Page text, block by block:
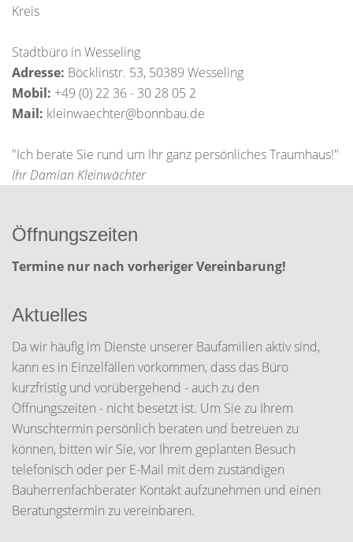
Kreis
Stadtbüro in Wesseling
Adresse: Böcklinstr. 53, 50389 Wesseling
Mobil: +49 (0) 22 36 - 30 28 05 2
Mail: kleinwaechter@bonnbau.de
"Ich berate Sie rund um Ihr ganz persönliches Traumhaus!"
Ihr Damian Kleinwächter
Öffnungszeiten
Termine nur nach vorheriger Vereinbarung!
Aktuelles
Da wir häufig im Dienste unserer Baufamilien aktiv sind,
kann es in Einzelfällen vorkommen, dass das Büro
kurzfristig und vorübergehend - auch zu den
Öffnungszeiten - nicht besetzt ist. Um Sie zu Ihrem
Wunschtermin persönlich beraten und betreuen zu
können, bitten wir Sie, vor Ihrem geplanten Besuch
telefonisch oder per E-Mail mit dem zuständigen
Bauherrenfachberater Kontakt aufzunehmen und einen
Beratungstermin zu vereinbaren.